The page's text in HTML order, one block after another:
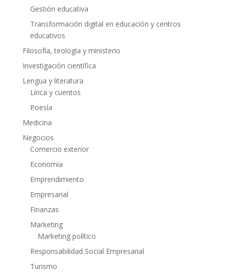
Gestión educativa
Transformación digital en educación y centros
educativos
Filosofía, teología y ministerio
Investigación científica
Lengua y literatura
Lírica y cuentos
Poesía
Medicina
Negocios
Comercio exterior
Economía
Emprendimiento
Empresarial
Finanzas
Marketing
Marketing político
Responsabilidad Social Empresarial
Turismo